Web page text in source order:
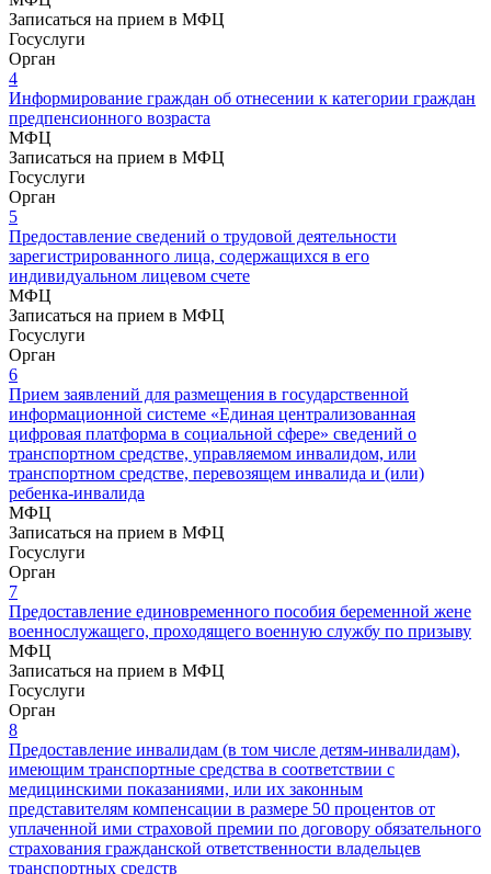
Записаться на прием в МФЦ
Госуслуги
Орган
4
Информирование граждан об отнесении к категории граждан
предпенсионного возраста
МФЦ
Записаться на прием в МФЦ
Госуслуги
Орган
5
Предоставление сведений о трудовой деятельности
зарегистрированного лица, содержащихся в его
индивидуальном лицевом счете
МФЦ
Записаться на прием в МФЦ
Госуслуги
Орган
6
Прием заявлений для размещения в государственной
информационной системе «Единая централизованная
цифровая платформа в социальной сфере» сведений о
транспортном средстве, управляемом инвалидом, или
транспортном средстве, перевозящем инвалида и (или)
ребенка-инвалида
МФЦ
Записаться на прием в МФЦ
Госуслуги
Орган
7
Предоставление единовременного пособия беременной жене
военнослужащего, проходящего военную службу по призыву
МФЦ
Записаться на прием в МФЦ
Госуслуги
Орган
8
Предоставление инвалидам (в том числе детям-инвалидам),
имеющим транспортные средства в соответствии с
медицинскими показаниями, или их законным
представителям компенсации в размере 50 процентов от
уплаченной ими страховой премии по договору обязательного
страхования гражданской ответственности владельцев
транспортных средств